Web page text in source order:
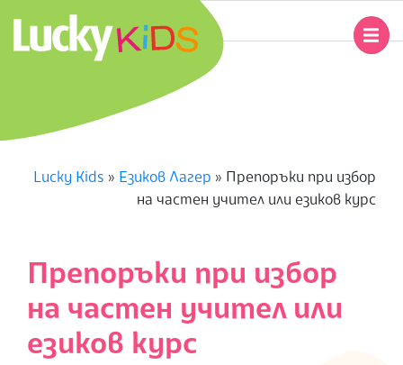
content
U
C
Y
K
Lucky Kids » Езиков Лагер » Препоръки при избор
на частен учител или езиков курс
Препоръки при избор
на частен учител или
езиков курс